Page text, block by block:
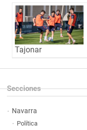
Tajonar
Secciones
Navarra
Política